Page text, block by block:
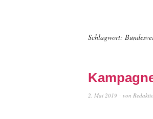
Schlagwort:
2. Mai 2019 von